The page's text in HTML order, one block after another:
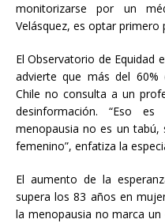
monitorizarse por un
Velásquez, es optar primero
El Observatorio de Equidad
advierte que más del
Chile no consulta a un
desinformación. “Eso
menopausia no es un
femenino”, enfatiza la
El aumento de la
supera los 83 años en
la menopausia no marca